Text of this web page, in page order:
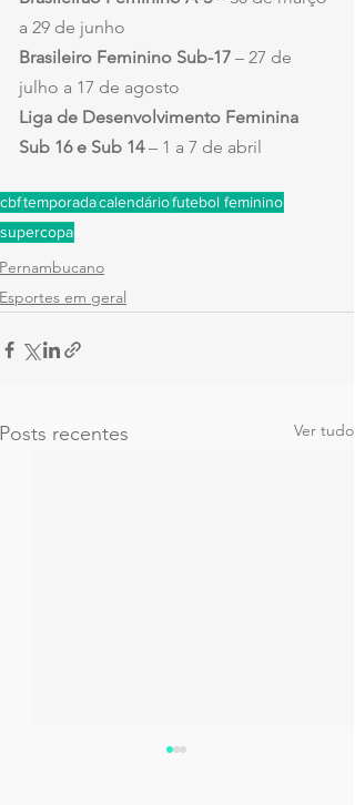
a 29 de junho
Brasileiro Feminino Sub-17 – 27 de
julho a 17 de agosto
Liga de Desenvolvimento Feminina
Sub 16 e Sub 14 – 1 a 7 de abril
cbftemporadacalendáriofutebol feminino
supercopa
Pernambucano
Esportes em geral
Posts recentes Ver tudo